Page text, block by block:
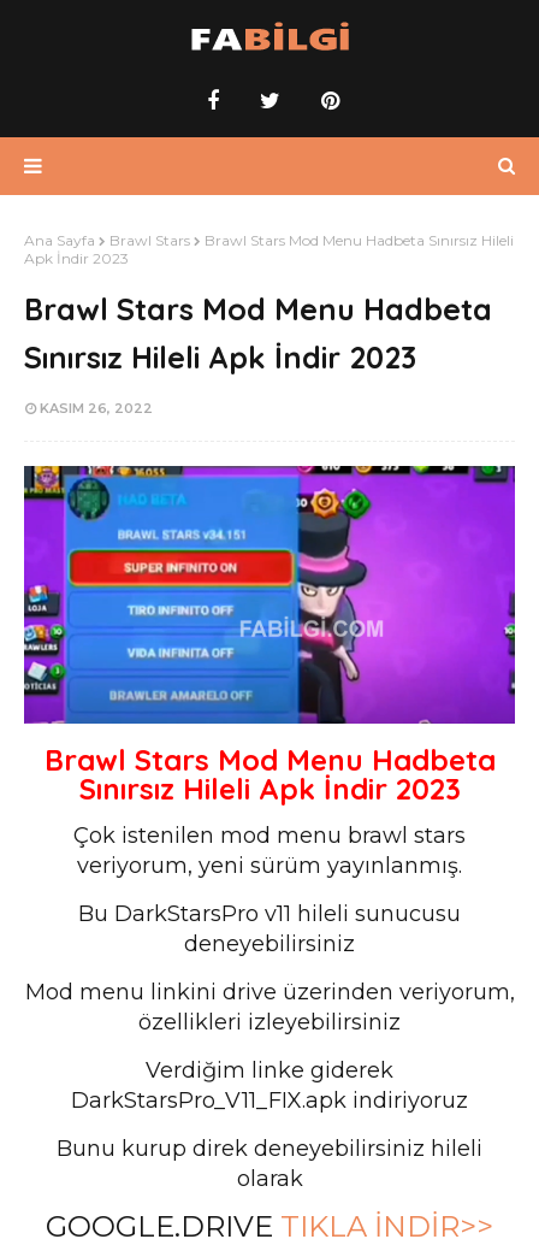
Ana Sayfa Brawl Stars
Brawl Stars Mod Menu Hadbeta Sınırsız Hileli
Apk İndir 2023
Brawl Stars Mod Menu Hadbeta
Sınırsız Hileli Apk İndir 2023
KASIM 26, 2022
Brawl Stars Mod Menu Hadbeta
Sınırsız Hileli Apk İndir 2023
Çok istenilen mod menu brawl stars
veriyorum, yeni sürüm yayınlanmış.
Bu DarkStarsPro v11 hileli sunucusu
deneyebilirsiniz
Mod menu linkini drive üzerinden veriyorum,
özellikleri izleyebilirsiniz
Verdiğim linke giderek
DarkStarsPro_V11_FIX.apk indiriyoruz
Bunu kurup direk deneyebilirsiniz hileli
olarak
GOOGLE.DRIVE TIKLA İNDİR>>